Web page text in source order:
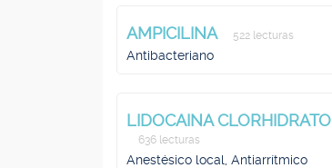
AMPICILINA 522 lecturas
Antibacteriano
LIDOCAINA CLORHIDRATO
636 lecturas
Anestésico local, Antiarrítmico